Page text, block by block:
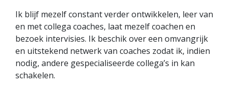
Ik blijf mezelf constant verder ontwikkelen, leer van
en met collega coaches, laat mezelf coachen en
bezoek intervisies. Ik beschik over een omvangrijk
en uitstekend netwerk van coaches zodat ik, indien
nodig, andere gespecialiseerde collega’s in kan
schakelen.